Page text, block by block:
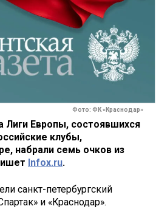
Фото: ФК «Краснодар»
Лиги Европы, состоявшихся
клубы,
набрали семь очков из
Infox.ru.
санкт-петербургский
и «Краснодар».